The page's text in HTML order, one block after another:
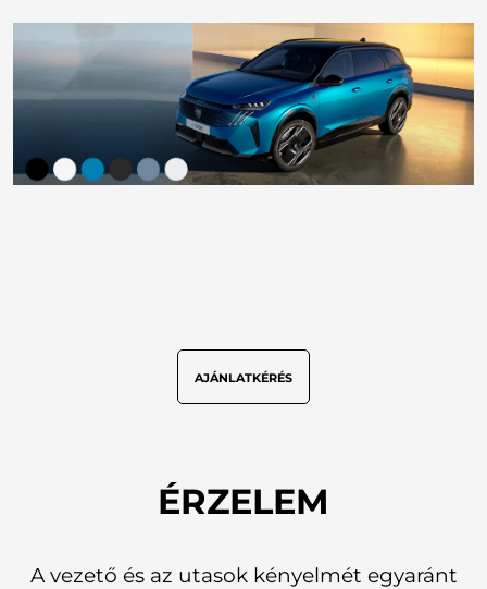
AJÁNLATKÉRÉS
ÉRZELEM
A vezető és az utasok kényelmét egyaránt